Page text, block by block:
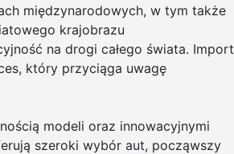
międzynarodowych, w tym także
krajobrazu
na drogi całego świata. Import
który przyciąga uwagę
modeli oraz innowacyjnymi
szeroki wybór aut, począwszy